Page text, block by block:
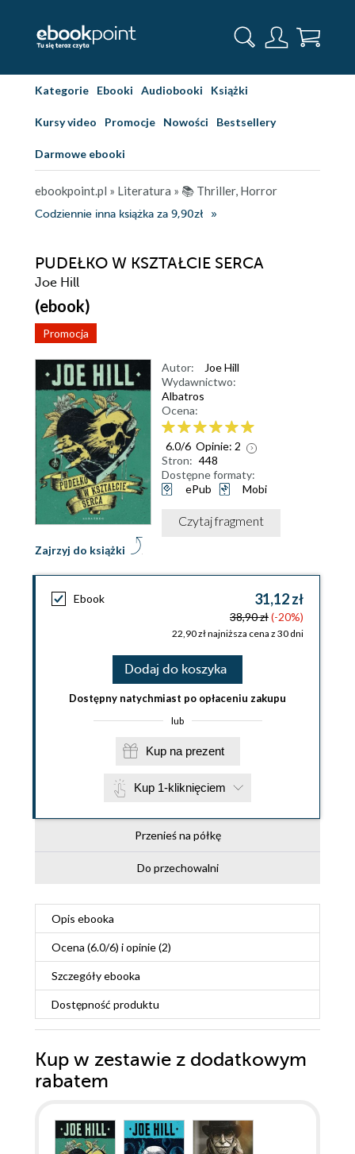
Kategorie Ebooki Audiobooki Książki
Kursy video Promocje Nowości Bestsellery
Darmowe ebooki
ebookpoint.pl » Literatura » 📚 Thriller, Horror
Codziennie inna książka za 9,90zł
PUDEŁKO W KSZTAŁCIE SERCA
Joe Hill
(ebook)
Promocja
Zajrzyj do książki
Autor:
Joe Hill
Wydawnictwo:
Albatros
Ocena:
6.0/6 Opinie: 2
Stron: 448
Dostępne formaty:
ePub
Mobi
Czytaj fragment
Ebook 31,12 zł
38,90 zł(-20%)
22,90 zł najniższa cena z 30 dni
Dodaj do koszyka
Dostępny natychmiast po opłaceniu zakupu
lub
Kup na prezent
Kup 1-kliknięciem
Przenieś na półkę
Do przechowalni
Opis ebooka
Ocena (6.0/6) i opinie (2)
Szczegółyebooka
Dostępność produktu
Kup w zestawie z dodatkowym
rabatem